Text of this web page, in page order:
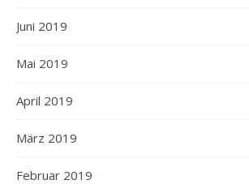
Juni 2019
Mai 2019
April 2019
März 2019
Februar 2019